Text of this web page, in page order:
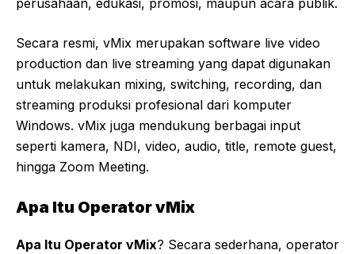
perusahaan, edukasi, promosi, maupun acara publik.
Secara resmi, vMix merupakan software live video
production dan live streaming yang dapat digunakan
untuk melakukan mixing, switching, recording, dan
streaming produksi profesional dari komputer
Windows. vMix juga mendukung berbagai input
seperti kamera, NDI, video, audio, title, remote guest,
hingga Zoom Meeting.
Apa Itu Operator vMix
Apa Itu Operator vMix? Secara sederhana, operator